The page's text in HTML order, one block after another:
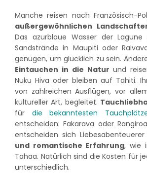
Manche reisen nach Französisch-
außergewöhnlichen
Das azurblaue Wasser der
Sandstrände in Maupiti oder
genügen, um glücklich zu sein.
Eintauchen in die Natur und
Nuku Hiva oder bleiben auf Tahiti.
von zahlreichen Ausflügen, vor
kultureller Art, begleitet.
für die bekanntesten
entscheiden: Fakarava oder
entscheiden sich
und romantische Erfahrung, wie
Tahaa. Natürlich sind die Kosten für
unterschiedlich.